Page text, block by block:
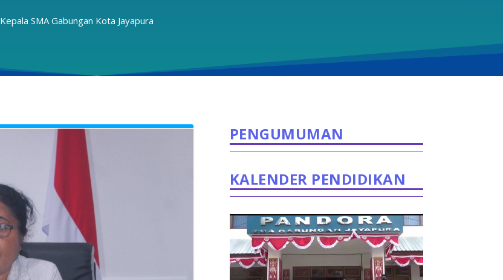
Kepala SMA Gabungan Kota Jayapura
PENGUMUMAN
KALENDER PENDIDIKAN